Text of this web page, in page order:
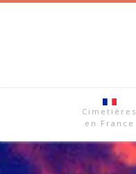
Cimetières
en France